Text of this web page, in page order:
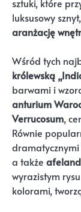
sztuki, które
luksusowy
aranżację
Wśród tych
królewską
barwami i
anturium
Verrucosum,
Równie
dramatycznymi
a także
wyrazistym
kolorami,